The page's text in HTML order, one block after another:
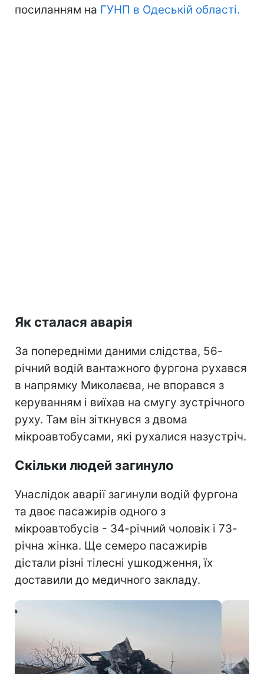
посиланням на ГУНП в Одеській області.
Як сталася аварія
За попередніми даними слідства, 56-
річний водій вантажного фургона рухався
в напрямку Миколаєва, не впорався з
керуванням і виїхав на смугу зустрічного
руху. Там він зіткнувся з двома
мікроавтобусами, які рухалися назустріч.
Скільки людей загинуло
Унаслідок аварії загинули водій фургона
та двоє пасажирів одного з
мікроавтобусів - 34-річний чоловік і 73-
річна жінка. Ще семеро пасажирів
дістали різні тілесні ушкодження, їх
доставили до медичного закладу.